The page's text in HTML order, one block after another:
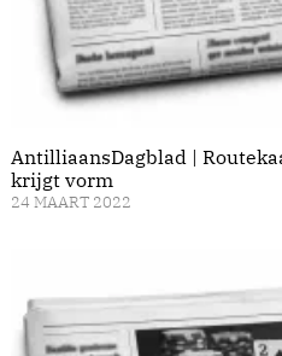
AntilliaansDagblad |
krijgt vorm
24 MAART 2022